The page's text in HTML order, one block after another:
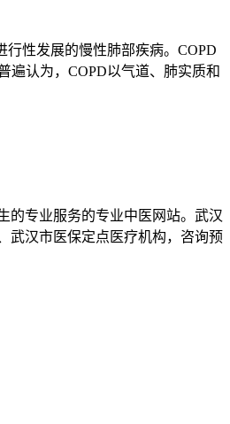
性发展的慢性肺部疾病。COPD
遍认为，COPD以气道、肺实质和
的专业服务的专业中医网站。武汉
武汉市医保定点医疗机构，咨询预